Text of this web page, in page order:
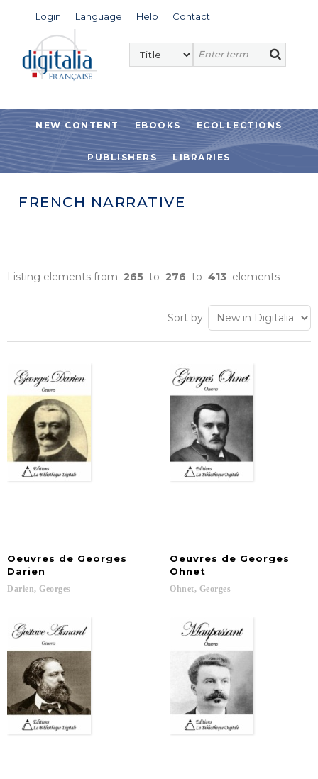
Login Language Help Contact
NEW CONTENT EBOOKS ECOLLECTIONS
PUBLISHERS LIBRARIES
FRENCH NARRATIVE
Listing elements from 265 to 276 to 413 elements
Sort by:
Oeuvres de Georges
Darien
Darien, Georges
Oeuvres de Georges
Ohnet
Ohnet, Georges